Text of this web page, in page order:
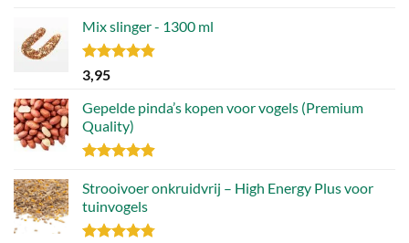
productpagina
4.88uit 5
Mix slinger - 1300 ml
Gewaardeerd
4.79
3,95
Gepelde pinda’s kopen voor vogels (Premium
Quality)
4.89uit 5
Strooivoer onkruidvrij – High Energy Plus voor
tuinvogels